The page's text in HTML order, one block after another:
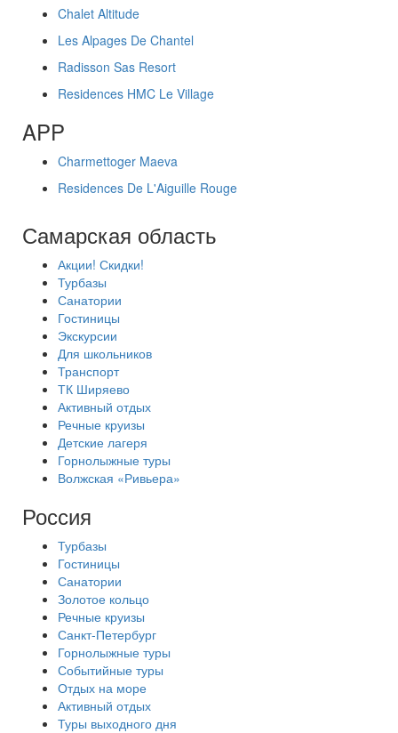
Chalet Altitude
Les Alpages De Chantel
Radisson Sas Resort
Residences HMC Le Village
APP
Charmettoger Maeva
Residences De L'Aiguille Rouge
Самарская область
Акции! Скидки!
Турбазы
Санатории
Гостиницы
Экскурсии
Для школьников
Транспорт
ТК Ширяево
Активный отдых
Речные круизы
Детские лагеря
Горнолыжные туры
Волжская «Ривьера»
Россия
Турбазы
Гостиницы
Санатории
Золотое кольцо
Речные круизы
Санкт-Петербург
Горнолыжные туры
Событийные туры
Отдых на море
Активный отдых
Туры выходного дня